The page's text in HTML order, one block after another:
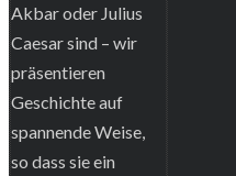
Akbar oder Julius
Caesar sind – wir
präsentieren
Geschichte auf
spannende Weise,
so dass sie ein